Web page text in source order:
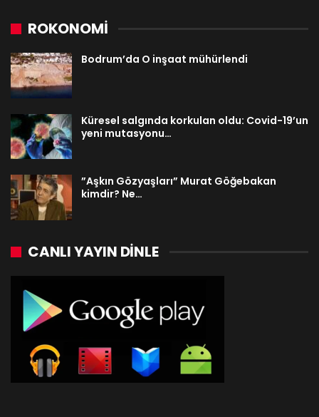
ROKONOMİ
Bodrum’da O inşaat mühürlendi
Küresel salgında korkulan oldu: Covid-19’un
yeni mutasyonu…
”Aşkın Gözyaşları” Murat Göğebakan
kimdir? Ne…
CANLI YAYIN DINLE